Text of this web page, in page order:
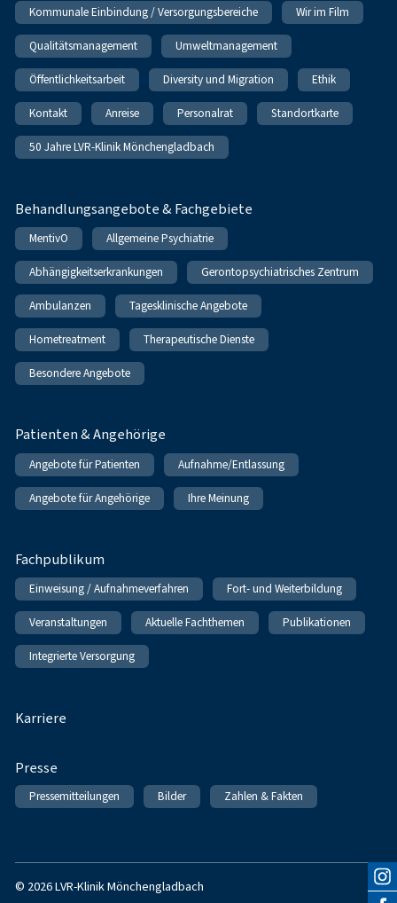
Kommunale Einbindung / Versorgungsbereiche Wir im Film
Qualitätsmanagement Umweltmanagement
Öffentlichkeitsarbeit Diversity und Migration Ethik
Kontakt Anreise Personalrat Standortkarte
50 Jahre LVR-Klinik Mönchengladbach
Behandlungsangebote & Fachgebiete
MentivO Allgemeine Psychiatrie
Abhängigkeitserkrankungen Gerontopsychiatrisches Zentrum
Ambulanzen Tagesklinische Angebote
Hometreatment Therapeutische Dienste
Besondere Angebote
Patienten & Angehörige
Angebote für Patienten Aufnahme/Entlassung
Angebote für Angehörige Ihre Meinung
Fachpublikum
Einweisung / Aufnahmeverfahren Fort- und Weiterbildung
Veranstaltungen Aktuelle Fachthemen Publikationen
Integrierte Versorgung
Karriere
Presse
Pressemitteilungen Bilder Zahlen & Fakten
© 2026 LVR-Klinik Mönchengladbach